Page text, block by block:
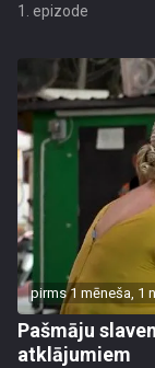
1. epizode
pirms 1 mēneša, 1
Pašmāju
atklājumiem